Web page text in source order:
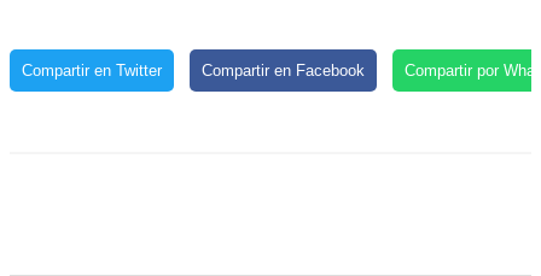
Compartir en Twitter Compartir en Facebook Compartir por